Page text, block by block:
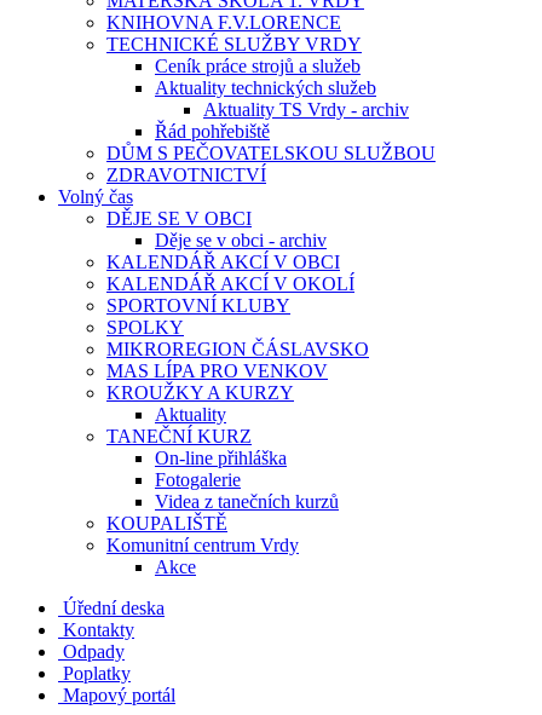
KNIHOVNA F.V.LORENCE
TECHNICKÉ SLUŽBY VRDY
Ceník práce strojů a služeb
Aktuality technických služeb
Aktuality TS Vrdy - archiv
Řád pohřebiště
DŮM S PEČOVATELSKOU SLUŽBOU
ZDRAVOTNICTVÍ
Volný čas
DĚJE SE V OBCI
Děje se v obci - archiv
KALENDÁŘ AKCÍ V OBCI
KALENDÁŘ AKCÍ V OKOLÍ
SPORTOVNÍ KLUBY
SPOLKY
MIKROREGION ČÁSLAVSKO
MAS LÍPA PRO VENKOV
KROUŽKY A KURZY
Aktuality
TANEČNÍ KURZ
On-line přihláška
Fotogalerie
Videa z tanečních kurzů
KOUPALIŠTĚ
Komunitní centrum Vrdy
Akce
Úřední deska
Kontakty
Odpady
Poplatky
Mapový portál